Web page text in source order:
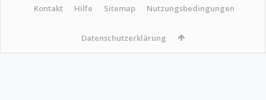
Kontakt Hilfe Sitemap Nutzungsbedingungen
Datenschutzerklärung